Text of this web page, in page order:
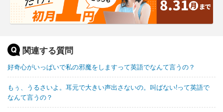
関連する質問
好奇心がいっぱいで私の邪魔をしますって英語でなんて言うの？
もぅ、うるさいよ。耳元で大きい声出さないの。叫ばない!って英語で
なんて言うの？